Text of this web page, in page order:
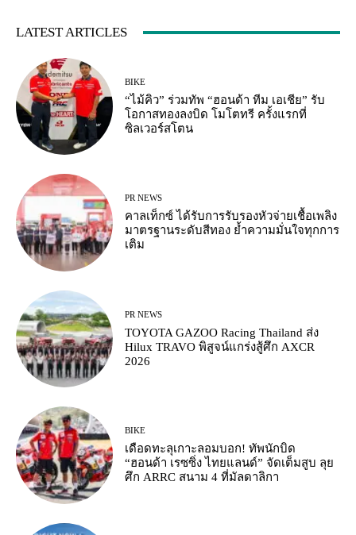
LATEST ARTICLES
BIKE
“ไม้คิว” ร่วมทัพ “ฮอนด้า ทีม เอเชีย” รับ
โอกาสทองลงบิด โมโตทรี ครั้งแรกที่
ซิลเวอร์สโตน
PR NEWS
คาลเท็กซ์ ได้รับการรับรองหัวจ่ายเชื้อเพลิง
มาตรฐานระดับสีทอง ย้ำความมั่นใจทุกการ
เติม
PR NEWS
TOYOTA GAZOO Racing Thailand ส่ง
Hilux TRAVO พิสูจน์แกร่งสู้ศึก AXCR
2026
BIKE
เดือดทะลุเกาะลอมบอก! ทัพนักบิด
“ฮอนด้า เรซซิ่ง ไทยแลนด์” จัดเต็มสูบ ลุย
ศึก ARRC สนาม 4 ที่มัลดาลิกา